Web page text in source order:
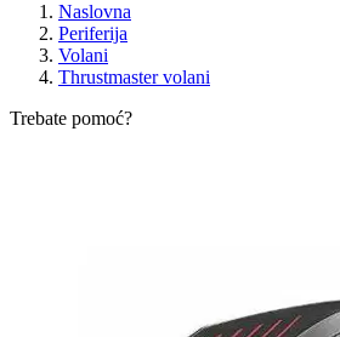
Naslovna
Periferija
Volani
Thrustmaster volani
Trebate pomoć?